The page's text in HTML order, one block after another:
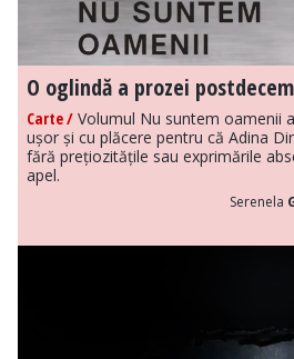
O oglindă a prozei
Carte / Volumul Nu suntem oamenii
ușor și cu plăcere pentru că Adina
fără prețiozitățile sau exprimările
apel.
Serenela